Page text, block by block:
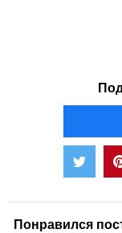
Понравился